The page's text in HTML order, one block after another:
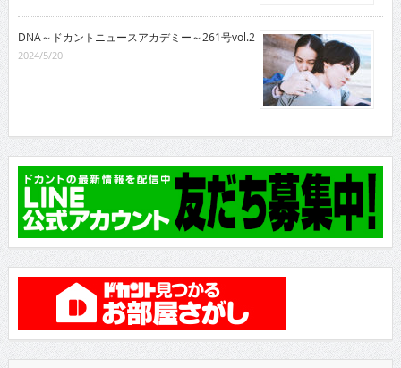
DNA～ドカントニュースアカデミー～261号vol.2
2024/5/20